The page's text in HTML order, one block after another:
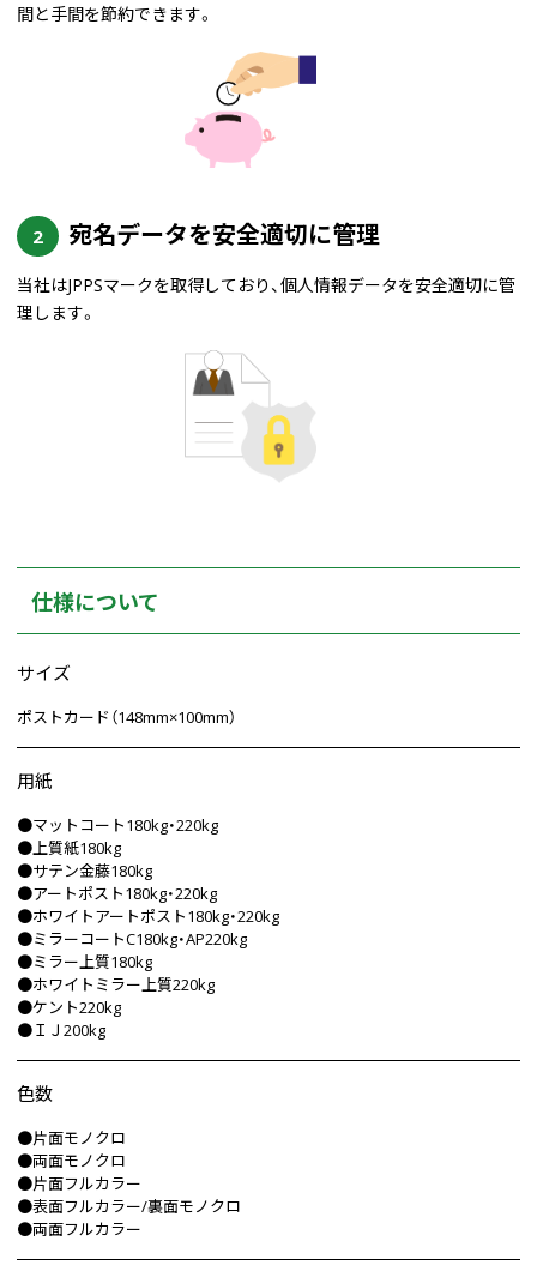
間と手間を節約できます。
2 宛名データを安全適切に管理
当社はJPPSマークを取得しており、個人情報データを安全適切に管
理します。
仕様について
サイズ
ポストカード（148mm×100mm）
用紙
●マットコート180kg・220kg
●上質紙180kg
●サテン金藤180kg
●アートポスト180kg・220kg
●ホワイトアートポスト180kg・220kg
●ミラーコートC180kg・AP220kg
●ミラー上質180kg
●ホワイトミラー上質220kg
●ケント220kg
●ＩＪ200kg
色数
●片面モノクロ
●両面モノクロ
●片面フルカラー
●表面フルカラー/裏面モノクロ
●両面フルカラー